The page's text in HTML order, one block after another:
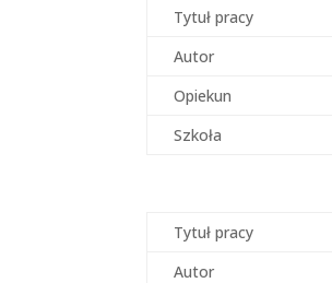
Tytuł pracy
Autor
Opiekun
Szkoła
Tytuł pracy
Autor